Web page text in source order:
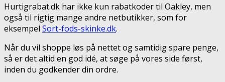
Hurtigrabat.dk har ikke kun rabatkoder til Oakley, men
også til rigtig mange andre netbutikker, som for
eksempel Sort-fods-skinke.dk.
Når du vil shoppe løs på nettet og samtidig spare penge,
så er det altid en god idé, at søge på vores side først,
inden du godkender din ordre.